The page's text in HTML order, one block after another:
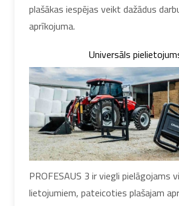
plašākas iespējas veikt dažādus
aprīkojuma.
Universāls
PROFESAUS 3 ir viegli pielāgojams
lietojumiem, pateicoties plašajam